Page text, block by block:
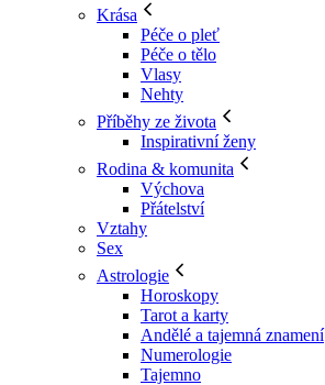
Krása
Péče o pleť
Péče o tělo
Vlasy
Nehty
Příběhy ze života
Inspirativní ženy
Rodina & komunita
Výchova
Přátelství
Vztahy
Sex
Astrologie
Horoskopy
Tarot a karty
Andělé a tajemná znamení
Numerologie
Tajemno